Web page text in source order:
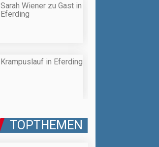
Sarah Wiener zu Gast in
Eferding
Krampuslauf in Eferding
TOPTHEMEN